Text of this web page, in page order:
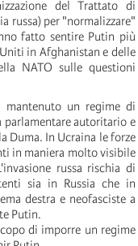
del Trattato di
russa) per "normalizzare"
fatto sentire Putin più
in Afghanistan e delle
NATO sulle questioni
mantenuto un regime di
parlamentare autoritario e
Duma. In Ucraina le forze
in maniera molto visibile
russa rischia di
sia in Russia che in
destra e neofasciste a
Putin.
di imporre un regime